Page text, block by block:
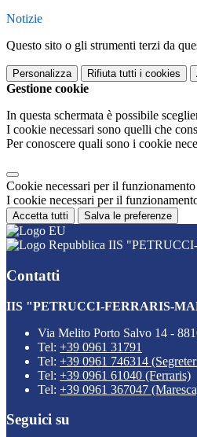
Notizie
Questo sito o gli strumenti terzi da
Personalizza Rifiuta tutti i cookies
Gestione cookie
In questa schermata è possibile
I cookie necessari sono quelli che
Per conoscere quali sono i cookie
Cookie necessari per il funzionamento
I cookie necessari per il
Accetta tutti Salva le preferenze
IIS
Contatti
IIS "PETRUCCI-FERRARIS-
Via Melito Porto Salvo 14 -
Tel: +39 0961 31791
Tel: +39 0961 746314
Tel: +39 0961 61040 (Ferraris)
Tel: +39 0961 367047
Seguici su